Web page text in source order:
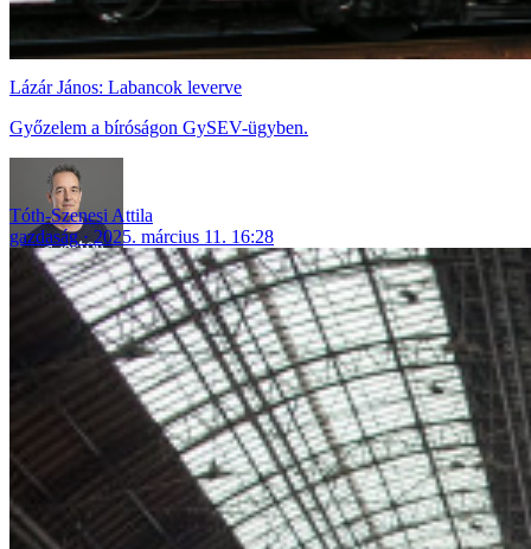
Lázár János: Labancok leverve
Győzelem a bíróságon GySEV-ügyben.
Tóth-Szenesi Attila
gazdaság
2025. március 11. 16:28